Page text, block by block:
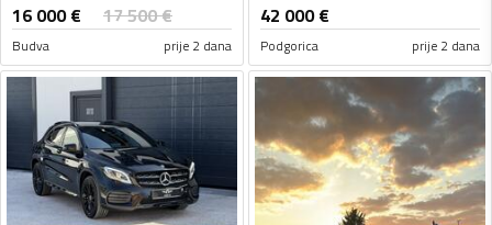
16 000€ 17 500€
Budva prije 2 dana
42 000€
Podgorica prije 2 dana